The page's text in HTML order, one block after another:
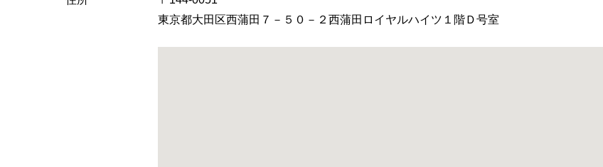
東京都大田区西蒲田７－５０－２西蒲田ロイヤルハイツ１階Ｄ号室